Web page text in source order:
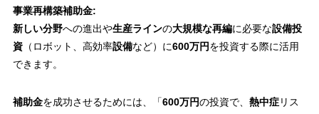
事業再構築補助金:
新しい分野への進出や生産ラインの大規模な再編に必要な設備投
資（ロボット、高効率設備など）に600万円を投資する際に活用
できます。
補助金を成功させるためには、「600万円の投資で、 熱中症リス